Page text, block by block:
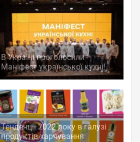
В Україні проголосили
Маніфест української кухні!
Тенденції 2022 року в галузі
продуктів харчування